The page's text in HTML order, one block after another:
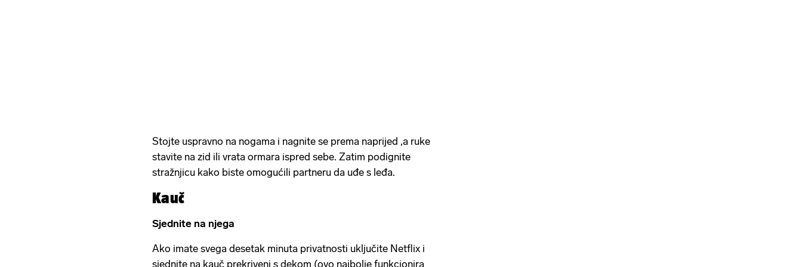
Stojte uspravno na nogama i nagnite se prema naprijed ,a ruke
stavite na zid ili vrata ormara ispred sebe. Zatim podignite
stražnjicu kako biste omogućili partneru da uđe s leđa.
Kauč
Sjednite na njega
Ako imate svega desetak minuta privatnosti uključite Netflix i
sjednite na kauč prekriveni s dekom (ovo najbolje funkcionira